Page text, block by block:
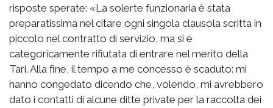
risposte sperate: «La solerte funzionaria è stata
preparatissima nel citare ogni singola clausola scritta in
piccolo nel contratto di servizio, ma si è
categoricamente rifiutata di entrare nel merito della
Tari. Alla fine, il tempo a me concesso è scaduto: mi
hanno congedato dicendo che, volendo, mi avrebbero
dato i contatti di alcune ditte private per la raccolta dei